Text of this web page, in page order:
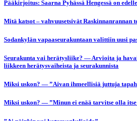
Pääkirjoitus: Saarna Pyhässä Hengessä on
Mitä katsot – vahvuusetsivät
Sodankylän vapaaseurakuntaan valittiin uusi
Seurakunta vai herätysliike? — Arvioita ja
liikkeen herätysvaiheista ja seurakunnista
Miksi uskon? — ”Aivan ihmeellisiä juttuja
Miksi uskon? — ”Minun ei enää tarvitse olla itse